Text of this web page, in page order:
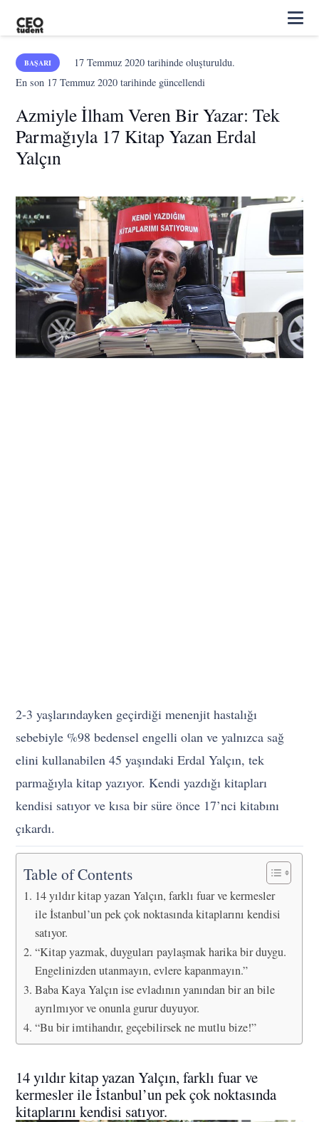
BAŞARI 17 Temmuz 2020tarihinde oluşturuldu.
En son 17 Temmuz 2020 tarihinde güncellendi
Azmiyle İlham Veren Bir Yazar: Tek
Parmağıyla 17 Kitap Yazan Erdal
Yalçın
2-3 yaşlarındayken geçirdiği menenjit hastalığı
sebebiyle %98 bedensel engelli olan ve yalnızca sağ
elini kullanabilen 45 yaşındaki Erdal Yalçın, tek
parmağıyla kitap yazıyor. Kendi yazdığı kitapları
kendisi satıyor ve kısa bir süre önce 17’nci kitabını
çıkardı.
Table of Contents
14 yıldır kitap yazan Yalçın, farklı fuar ve kermesler
ile İstanbul’un pek çok noktasında kitaplarını kendisi
satıyor.
“Kitap yazmak, duyguları paylaşmak harika bir duygu.
Engelinizden utanmayın, evlere kapanmayın.”
Baba Kaya Yalçın ise evladının yanından bir an bile
ayrılmıyor ve onunla gurur duyuyor.
“Bu bir imtihandır, geçebilirsek ne mutlu bize!”
14 yıldır kitap yazan Yalçın, farklı fuar ve
kermesler ile İstanbul’un pek çok noktasında
kitaplarını kendisi satıyor.